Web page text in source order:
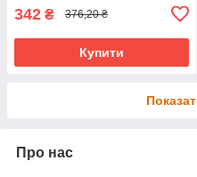
342 ₴ 376,20 ₴
Купити
Про нас